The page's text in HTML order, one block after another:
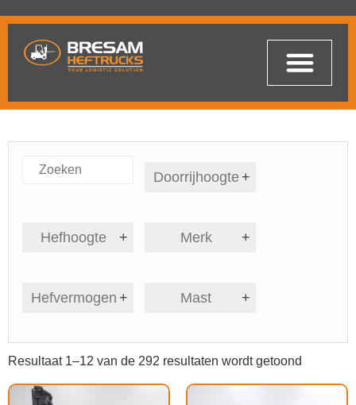
Doorrijhoogte +
Hefhoogte + Merk +
Hefvermogen + Mast +
Resultaat 1–12 van de 292 resultaten wordt getoond